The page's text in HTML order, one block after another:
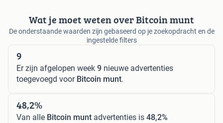
Wat je moet weten over Bitcoin munt
De onderstaande waarden zijn gebaseerd op je zoekopdracht en de
ingestelde filters
9
Er zijn afgelopen week 9 nieuwe advertenties
toegevoegd voor Bitcoin munt.
48,2%
Van alle Bitcoin munt advertenties is 48,2%